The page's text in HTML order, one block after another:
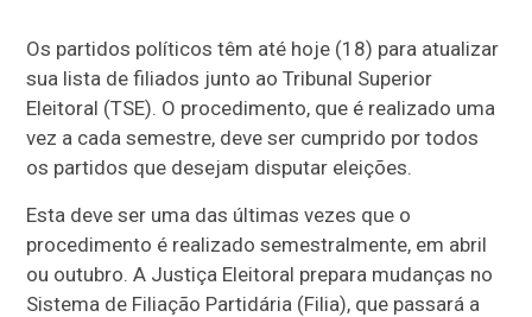
Os partidos políticos têm até hoje (18) para atualizar
sua lista de filiados junto ao Tribunal Superior
Eleitoral (TSE). O procedimento, que é realizado uma
vez a cada semestre, deve ser cumprido por todos
os partidos que desejam disputar eleições.
Esta deve ser uma das últimas vezes que o
procedimento é realizado semestralmente, em abril
ou outubro. A Justiça Eleitoral prepara mudanças no
Sistema de Filiação Partidária (Filia), que passará a